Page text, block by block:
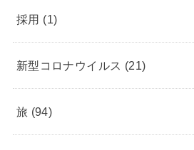
採用 (1)
新型コロナウイルス (21)
旅 (94)